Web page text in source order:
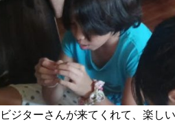
ジターさんが来てくれて、楽し